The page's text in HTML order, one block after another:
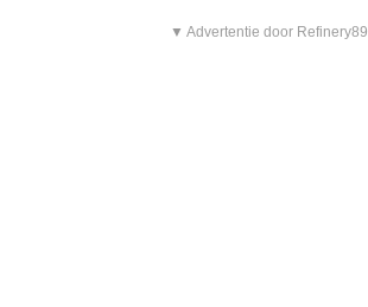
▼ Advertentie door Refinery89